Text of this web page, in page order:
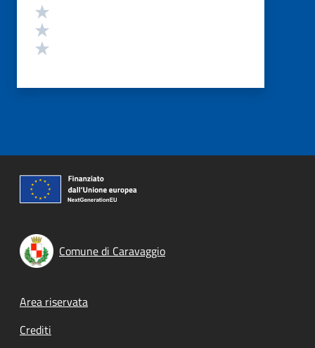
Comune di Caravaggio
Footer menu
Area riservata
Crediti